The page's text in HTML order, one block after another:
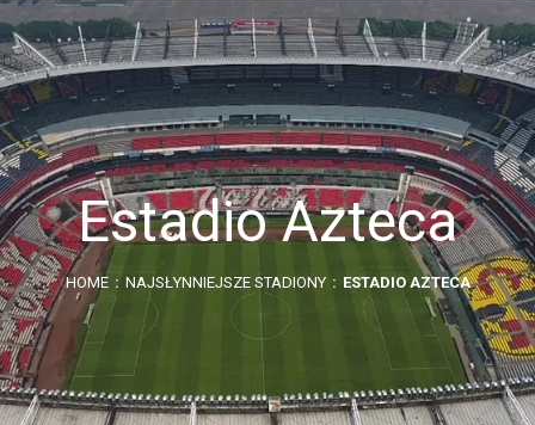
Estadio Azteca
HOME NAJSŁYNNIEJSZE STADIONY ESTADIO AZTECA